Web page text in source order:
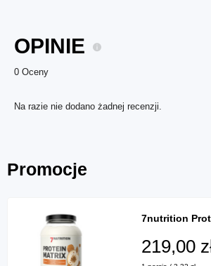
OPINIE
0 Oceny
Na razie nie dodano żadnej recenzji.
Promocje
7nutrition
219,00